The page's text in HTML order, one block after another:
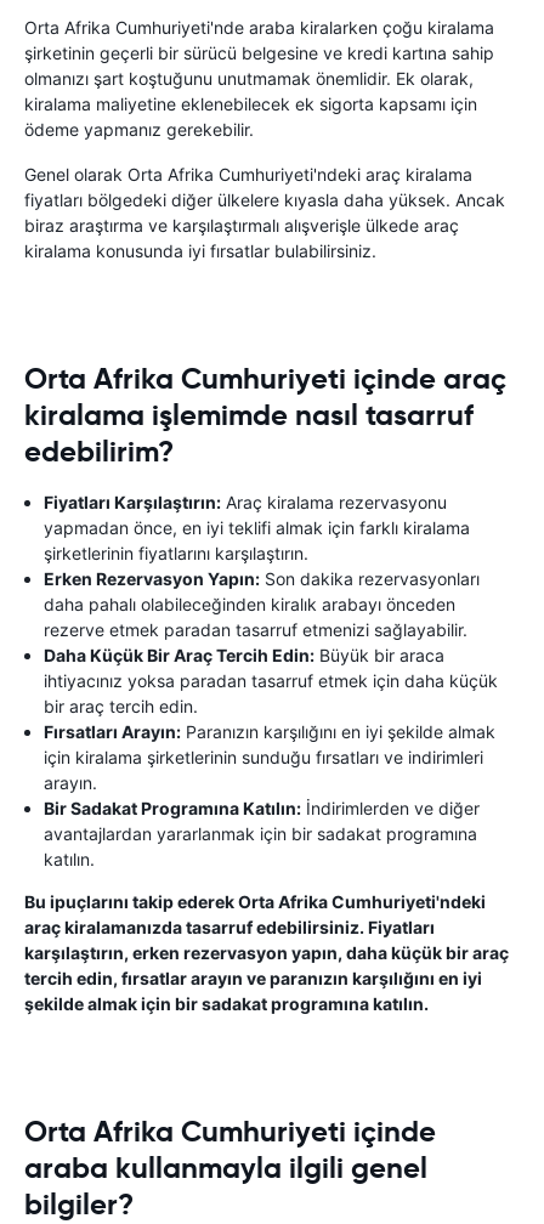
Orta Afrika Cumhuriyeti'nde araba kiralarken çoğu kiralama
şirketinin geçerli bir sürücü belgesine ve kredi kartına sahip
olmanızı şart koştuğunu unutmamak önemlidir. Ek olarak,
kiralama maliyetine eklenebilecek ek sigorta kapsamı için
ödeme yapmanız gerekebilir.
Genel olarak Orta Afrika Cumhuriyeti'ndeki araç kiralama
fiyatları bölgedeki diğer ülkelere kıyasla daha yüksek. Ancak
biraz araştırma ve karşılaştırmalı alışverişle ülkede araç
kiralama konusunda iyi fırsatlar bulabilirsiniz.
Orta Afrika Cumhuriyeti içinde araç
kiralama işlemimde nasıl tasarruf
edebilirim?
Fiyatları Karşılaştırın: Araç kiralama rezervasyonu
yapmadan önce, en iyi teklifi almak için farklı kiralama
şirketlerinin fiyatlarını karşılaştırın.
Erken Rezervasyon Yapın: Son dakika rezervasyonları
daha pahalı olabileceğinden kiralık arabayı önceden
rezerve etmek paradan tasarruf etmenizi sağlayabilir.
Daha Küçük Bir Araç Tercih Edin: Büyük bir araca
ihtiyacınız yoksa paradan tasarruf etmek için daha küçük
bir araç tercih edin.
Fırsatları Arayın: Paranızın karşılığını en iyi şekilde almak
için kiralama şirketlerinin sunduğu fırsatları ve indirimleri
arayın.
Bir Sadakat Programına Katılın: İndirimlerden ve diğer
avantajlardan yararlanmak için bir sadakat programına
katılın.
Bu ipuçlarını takip ederek Orta Afrika Cumhuriyeti'ndeki
araç kiralamanızda tasarruf edebilirsiniz. Fiyatları
karşılaştırın, erken rezervasyon yapın, daha küçük bir araç
tercih edin, fırsatlar arayın ve paranızın karşılığını en iyi
şekilde almak için bir sadakat programına katılın.
Orta Afrika Cumhuriyeti içinde
araba kullanmayla ilgili genel
bilgiler?